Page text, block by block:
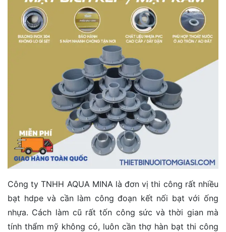
Công ty TNHH AQUA MINA là đơn vị thi công rất nhiều
bạt hdpe và cần làm công đoạn kết nối bạt với ống
nhựa. Cách làm cũ rất tốn công sức và thời gian mà
tính thẩm mỹ không có, luôn cần thợ hàn bạt thi công